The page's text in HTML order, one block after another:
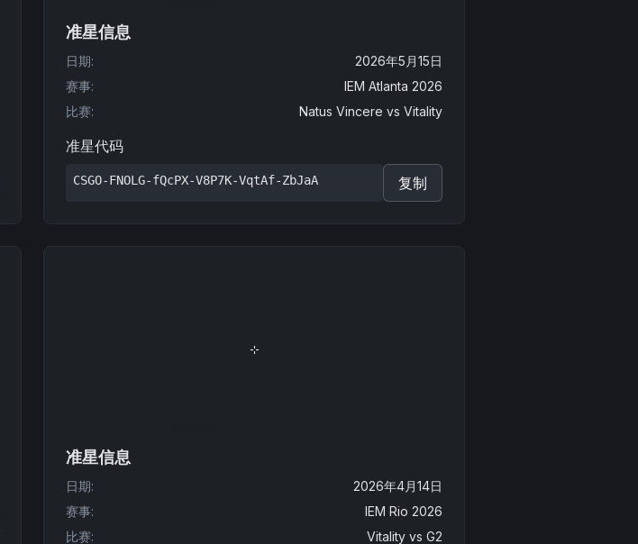
准星信息
日期:
2026年5月15日
赛事:
IEM Atlanta 2026
比赛: Natus Vincere vs Vitality
准星代码
CSGO-FNOLG-fQcPX-V8P7K-VqtAf-ZbJaA 复制
准星信息
日期:
2026年4月14日
赛事:
IEM Rio 2026
比赛: Vitality vs G2